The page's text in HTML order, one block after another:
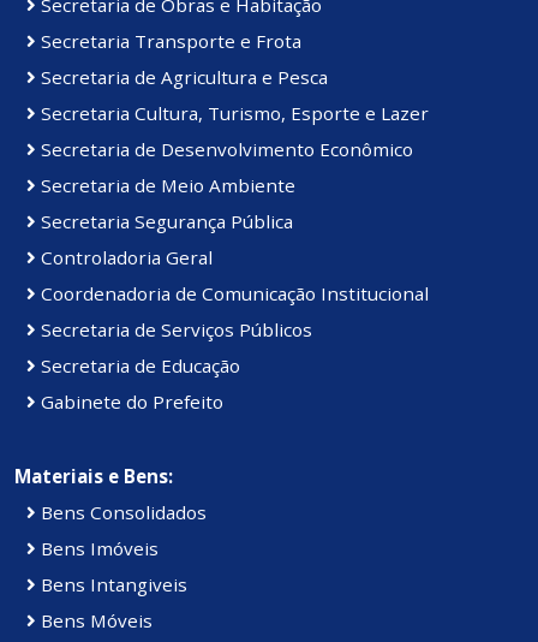
Secretaria Transporte e Frota
Secretaria de Agricultura e Pesca
Secretaria Cultura, Turismo, Esporte e Lazer
Secretaria de Desenvolvimento Econômico
Secretaria de Meio Ambiente
Secretaria Segurança Pública
Controladoria Geral
Coordenadoria de Comunicação Institucional
Secretaria de Serviços Públicos
Secretaria de Educação
Gabinete do Prefeito
Materiais e Bens:
Bens Consolidados
Bens Imóveis
Bens Intangiveis
Bens Móveis